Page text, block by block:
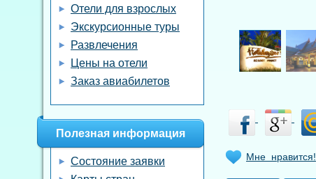
Мне нравится!
Отели для взрослых
Экскурсионные туры
Развлечения
Цены на отели
Заказ авиабилетов
Полезная информация
Состояние заявки